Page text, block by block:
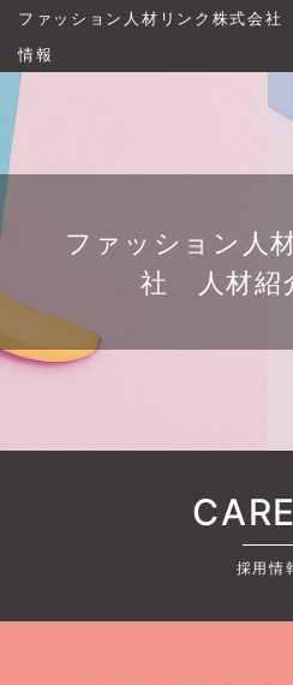
ファッション人材リンク株式会
情報
ファッション人
社 人材紹
採用情